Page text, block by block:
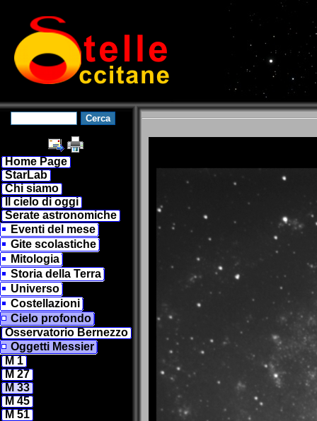
Home Page
StarLab
Chi siamo
Il cielo di oggi
Serate astronomiche
Eventi del mese
Gite scolastiche
Mitologia
Storia della Terra
Universo
Costellazioni
Cielo profondo
Osservatorio Bernezzo
Oggetti Messier
M 1
M 27
M 33
M 45
M 51